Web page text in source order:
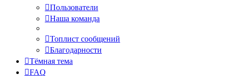
Пользователи
Наша команда
Топлист сообщений
Благодарности
Тёмная тема
FAQ